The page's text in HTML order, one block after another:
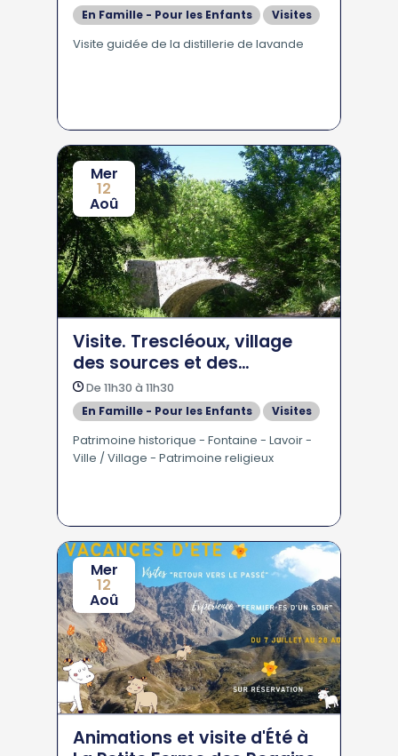
En Famille - Pour les Enfants
Visites
Visite guidée de la distillerie de lavande
Mer
12
Aoû
Visite. Trescléoux, village
des sources et des
fontaines
De 11h30 à 11h30
En Famille - Pour les Enfants
Visites
Patrimoine historique - Fontaine - Lavoir -
Ville / Village - Patrimoine religieux
Mer
12
Aoû
Animations et visite d'Été à